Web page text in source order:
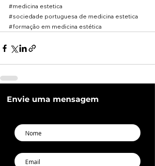
#medicina estetica
#sociedade portuguesa de medicina estetica
#formação em medicina estética
Envie uma mensagem